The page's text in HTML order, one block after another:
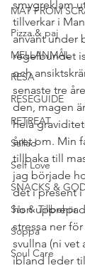
MAT FROM
Pizza & paj
MELLANMÅL
RESA
RESEGUIDE
RETREAT
Sallad
Self Love
SNACKS &
Sås & Tillbehör
Soppa
Soul Care
smygreklam
tillverkar i
använt under
regelbundet
och
senaste tre
den, magen
hela
året om. Min
tillbaka till
jag började
det i present i
hon
stressa ner
svullna (ni vet
ibland leder